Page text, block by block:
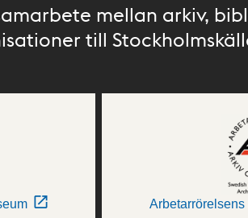
mellan arkiv,
till